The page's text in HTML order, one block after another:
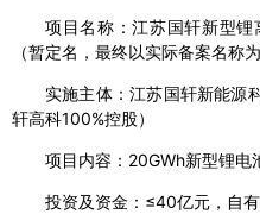
项目名称：江苏国轩新型
（暂定名，最终以实际备案名称为
实施主体：江苏国轩新能源
轩高科100%控股）
项目内容：20GWh新型锂电
投资及资金：≤40亿元，自